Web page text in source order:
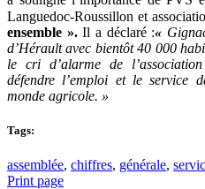
Languedoc-Roussillon et
ensemble ».Il a déclaré :«
d’Hérault avec bientôt 40 000
le cri d’alarme de
défendre l’emploi et le service
monde agricole. »
Tags:
assemblée, chiffres, générale,
Print page